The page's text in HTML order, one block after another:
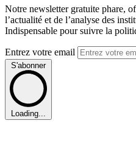
Notre newsletter gratuite phare,
l’actualité et de l’analyse des
Indispensable pour suivre la
Entrez votre email
S'abonner
Loading...